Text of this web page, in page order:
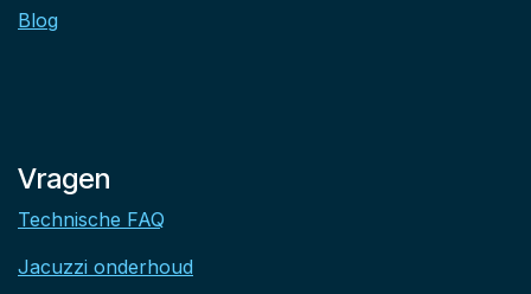
Blog
Vragen
Technische FAQ
Jacuzzi onderhoud